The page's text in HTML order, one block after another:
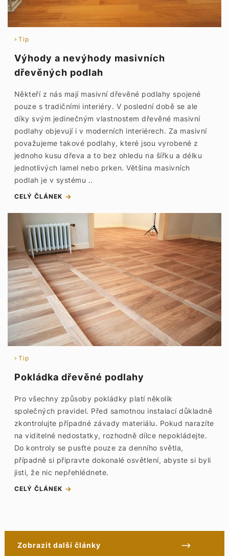
Tip
Výhody a nevýhody masivních
dřevěných podlah
Někteří z nás mají masivní dřevěné podlahy spojené
pouze s tradičními interiéry. V poslední době se ale
díky svým jedinečným vlastnostem dřevěné masivní
podlahy objevují i v moderních interiérech. Za masivní
považujeme takové podlahy, které jsou vyrobené z
jednoho kusu dřeva a to bez ohledu na šířku a délku
jednotlivých lamel nebo prken. Většina masivních
podlah je v systému ..
CELÝ ČLÁNEK
Tip
Pokládka dřevěné podlahy
Pro všechny způsoby pokládky platí několik
společných pravidel. Před samotnou instalací důkladně
zkontrolujte případné závady materiálu. Pokud narazíte
na viditelné nedostatky, rozhodně dílce nepokládejte.
Do kontroly se pusťte pouze za denního světla,
případně si připravte dokonalé osvětlení, abyste si byli
jisti, že nic nepřehlédnete.
CELÝ ČLÁNEK
Zobrazit další články